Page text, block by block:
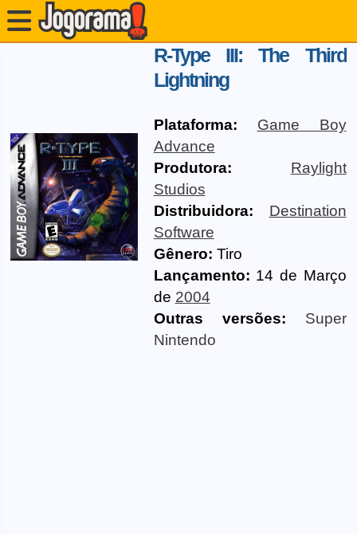
R-Type III: The Third
Lightning
Plataforma:
Game Boy
Advance
Produtora:
Raylight
Studios
Distribuidora:
Destination
Software
Gênero: Tiro
Lançamento: 14 de Março
de 2004
Outras versões:
Super
Nintendo